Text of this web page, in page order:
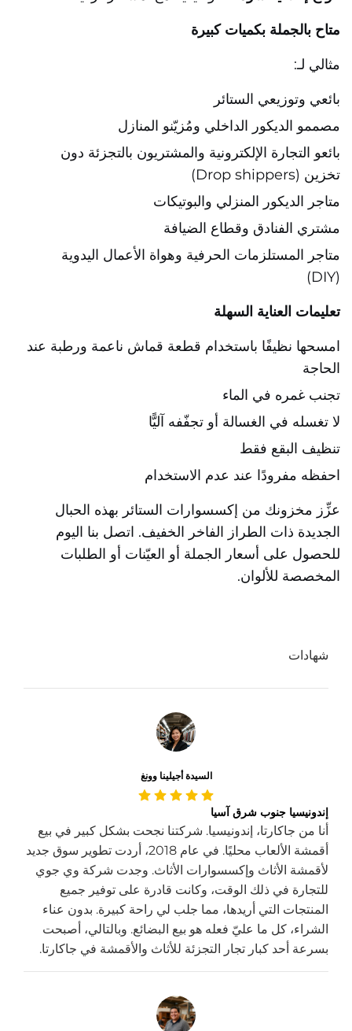
متاح بالجملة بكميات كبيرة
مثالي لـ:
بائعي وتوزيعي الستائر
مصممو الديكور الداخلي ومُزيّنو المنازل
بائعو التجارة الإلكترونية والمشتريون بالتجزئة دون
تخزين (Drop shippers)
متاجر الديكور المنزلي والبوتيكات
مشتري الفنادق وقطاع الضيافة
متاجر المستلزمات الحرفية وهواة الأعمال اليدوية
(DIY)
تعليمات العناية السهلة
امسحها نظيفًا باستخدام قطعة قماش ناعمة ورطبة عند
الحاجة
تجنب غمره في الماء
لا تغسله في الغسالة أو تجفّفه آليًّا
تنظيف البقع فقط
احفظه مفرودًا عند عدم الاستخدام
عزِّز مخزونك من إكسسوارات الستائر بهذه الحبال
الجديدة ذات الطراز الفاخر الخفيف. اتصل بنا اليوم
للحصول على أسعار الجملة أو العيّنات أو الطلبات
المخصصة للألوان.
شهادات
السيدة أجيلينا وونغ
إندونيسيا جنوب شرق آسيا
أنا من جاكارتا، إندونيسيا. شركتنا نجحت بشكل كبير في بيع
أقمشة الألعاب محليًا. في عام 2018، أردت تطوير سوق جديد
لأقمشة الأثاث وإكسسوارات الأثاث. وجدت شركة وي جوي
للتجارة في ذلك الوقت، وكانت قادرة على توفير جميع
المنتجات التي أريدها، مما جلب لي راحة كبيرة. بدون عناء
الشراء، كل ما عليّ فعله هو بيع البضائع. وبالتالي، أصبحت
بسرعة أحد كبار تجار التجزئة للأثاث والأقمشة في جاكارتا.